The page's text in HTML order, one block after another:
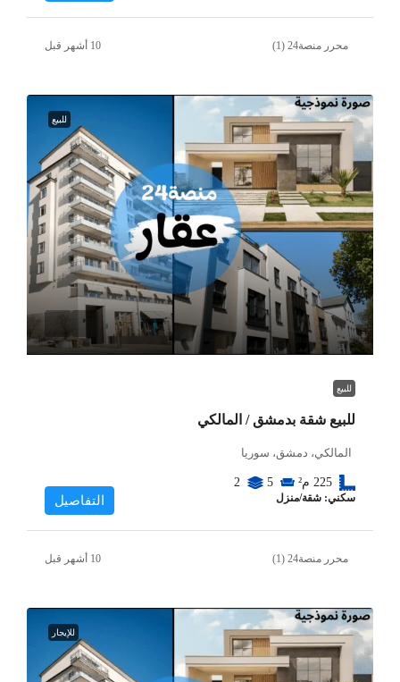
محرر منصة24 (1)
للبيع
للبيع
للبيع شقة بدمشق / المالكي
المالكي، دمشق، سوريا
225 م² 5
2
سكني: شقة/منزل التفاصيل
محرر منصة24 (1)
للإيجار